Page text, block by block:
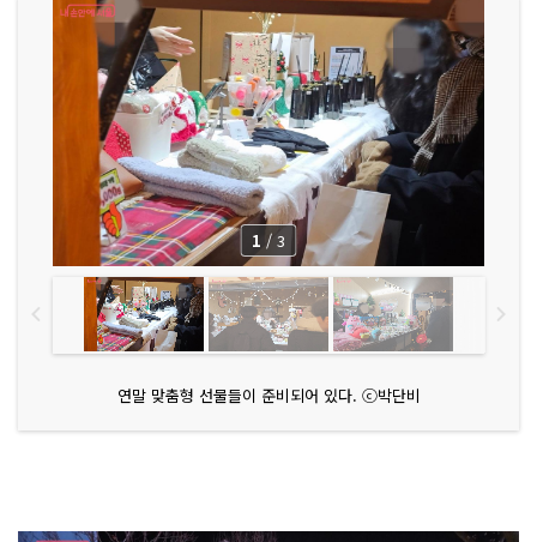
연말 맞춤형 선물들이 준비되어 있다. ⓒ박단비
1 / 3